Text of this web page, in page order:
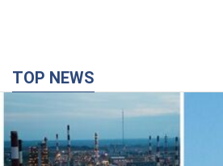
Башкортостані: Зеленський
У промисловій зоні зафіксовано кілька
2 часа назад 32,7 т.